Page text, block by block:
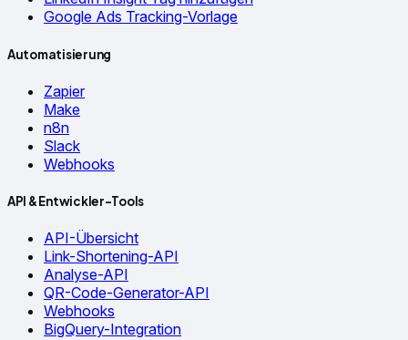
Google Ads Tracking-Vorlage
Automatisierung
Zapier
Make
n8n
Slack
Webhooks
API & Entwickler-Tools
API-Übersicht
Link-Shortening-API
Analyse-API
QR-Code-Generator-API
Webhooks
BigQuery-Integration